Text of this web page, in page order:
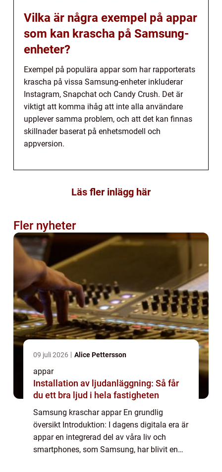
Vilka är några exempel på appar
som kan krascha på Samsung-
enheter?
Exempel på populära appar som har rapporterats
krascha på vissa Samsung-enheter inkluderar
Instagram, Snapchat och Candy Crush. Det är
viktigt att komma ihåg att inte alla användare
upplever samma problem, och att det kan finnas
skillnader baserat på enhetsmodell och
appversion.
Läs fler inlägg här
Fler nyheter
09 juli 2026 Alice Pettersson
appar
Installation av ljudanläggning: Så får
du ett bra ljud i hela fastigheten
Samsung kraschar appar En grundlig
översikt Introduktion: I dagens digitala era är
appar en integrerad del av våra liv och
smartphones, som Samsung, har blivit en